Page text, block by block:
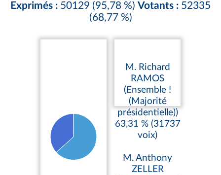
Exprimés : 50129 (95,78 %) Votants : 52335
(68,77 %)
M. Richard
RAMOS
(Ensemble !
(Majorité
présidentielle))
63,31 % (31737
voix)
M. Anthony
ZELLER